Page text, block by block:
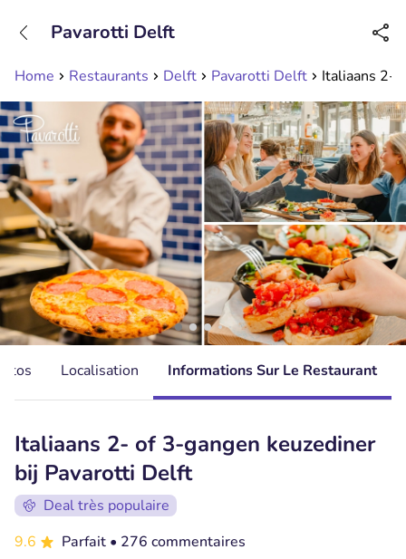
Disponible jusqu'à 23:00 heures
Home Restaurants Delft Pavarotti Delft Italiaans 2-
Pavarotti Delft
Localisation Informations Sur Le Restaurant
Italiaans 2- of 3-gangen keuzediner
bij Pavarotti Delft
Deal très populaire
9.6
Parfait • 276 commentaires